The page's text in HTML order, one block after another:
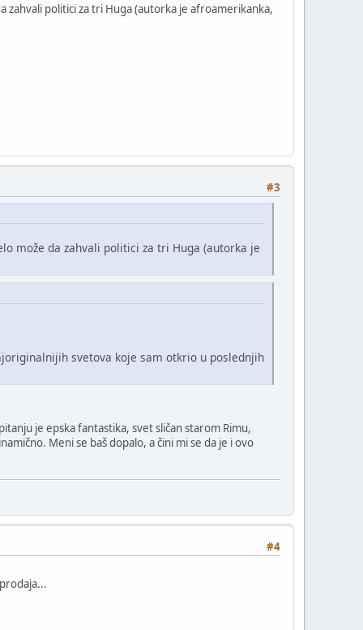
zahvali politici za tri Huga (autorka je afroamerikanka,
#3
može da zahvali politici za tri Huga (autorka je
svetova koje sam otkrio u poslednjih
je epska fantastika, svet sličan starom Rimu,
Meni se baš dopalo, a čini mi se da je i ovo
#4